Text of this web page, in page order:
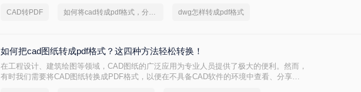
CAD转PDF 如何将cad转成pdf格式，分享一种简单的方法 dwg怎样转成pdf格式
如何把cad图纸转成pdf格式？这四种方法轻松转换！
在工程设计、建筑绘图等领域，CAD图纸的广泛应用为专业人员提供了极大的便利。然而，
有时我们需要将CAD图纸转换成PDF格式，以便在不具备CAD软件的环境中查看、分享或